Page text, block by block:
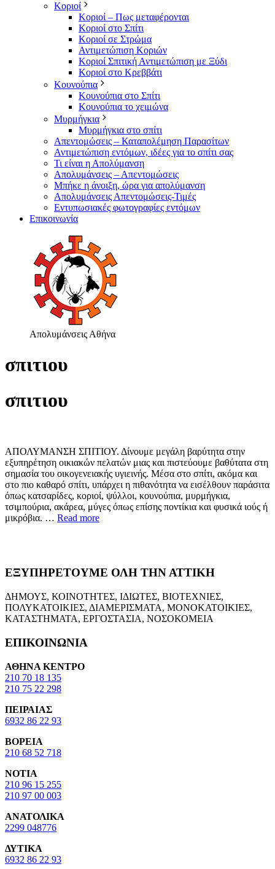
Κοριοί
Κοριοί – Πως μεταφέρονται
Κοριοί στο Σπίτι
Κοριοί σε Στρώμα
Αντιμετώπιση Κοριών
Κοριοί Σπιτική Αντιμετώπιση με Ξύδι
Κοριοί στο Κρεββάτι
Κουνούπια
Κουνούπια στο Σπίτι
Κουνούπια το χειμώνα
Μυρμήγκια
Μυρμήγκια στο σπίτι
Απεντομώσεις – Καταπολέμηση Παρασίτων
Αντιμετώπιση εντόμων, ιδέες για το σπίτι σας
Τι είναι η Απολύμανση
Απολυμάνσεις – Απεντομώσεις
Μπήκε η άνοιξη, ώρα για απολύμανση
Απολυμάνσεις Απεντομώσεις-Τιμές
Εντυπωσιακές φωτογραφίες εντόμων
Επικοινωνία
Απολυμάνσεις Αθήνα
σπιτιου
σπιτιου
ΑΠΟΛΥΜΑΝΣΗ ΣΠΙΤΙΟΥ. Δίνουμε μεγάλη βαρύτητα στην
εξυπηρέτηση οικιακών πελατών μιας και πιστεύουμε βαθύτατα στη
σημασία του οικογενειακής υγιεινής. Μέσα στο σπίτι, ακόμα και
στο πιο καθαρό σπίτι, υπάρχει η πιθανότητα να εισέλθουν παράσιτα
όπως κατσαρίδες, κοριοί, ψύλλοι, κουνούπια, μυρμήγκια,
τσιμπούρια, ακάρεα, μύγες όπως επίσης ποντίκια και φυσικά ιούς ή
μικρόβια. … Read more
ΕΞΥΠΗΡΕΤΟΥΜΕ ΟΛΗ ΤΗΝ ΑΤΤΙΚΗ
ΔΗΜΟΥΣ, ΚΟΙΝΟΤΗΤΕΣ, ΙΔΙΩΤΕΣ, ΒΙΟΤΕΧΝΙΕΣ,
ΠΟΛΥΚΑΤΟΙΚΙΕΣ, ΔΙΑΜΕΡΙΣΜΑΤΑ, ΜΟΝΟΚΑΤΟΙΚΙΕΣ,
ΚΑΤΑΣΤΗΜΑΤΑ, ΕΡΓΟΣΤΑΣΙΑ, ΝΟΣΟΚΟΜΕΙΑ
ΕΠΙΚΟΙΝΩΝΙΑ
ΑΘΗΝΑ ΚΕΝΤΡΟ
210 70 18 135
210 75 22 298
ΠΕΙΡΑΙΑΣ
6932 86 22 93
ΒΟΡΕΙΑ
210 68 52 718
ΝΟΤΙΑ
210 96 15 255
210 97 00 003
ΑΝΑΤΟΛΙΚΑ
2299 048776
ΔΥΤΙΚΑ
6932 86 22 93